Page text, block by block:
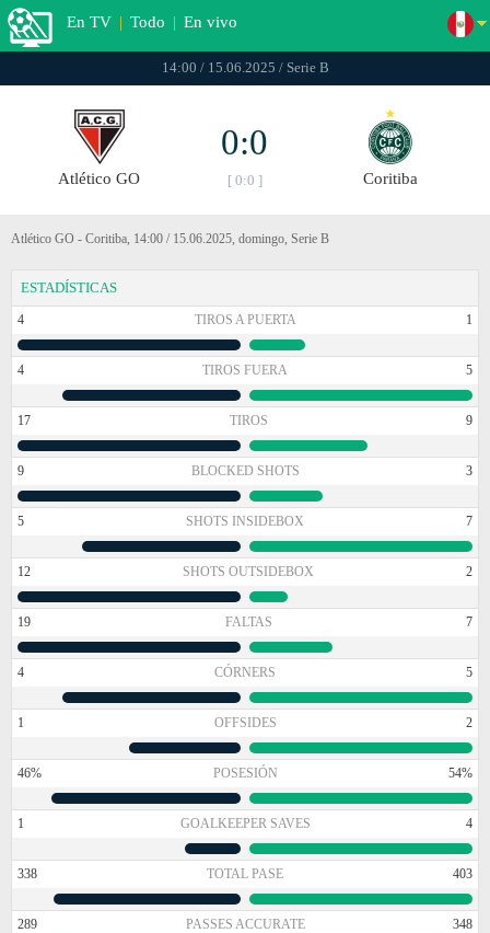
En TV | Todo | En vivo
14:00 / 15.06.2025 / Serie B
Atlético GO
0:0
[ 0:0 ] Coritiba
Atlético GO - Coritiba, 14:00 / 15.06.2025, domingo, Serie B
ESTADÍSTICAS
4 TIROS A PUERTA 1
4 TIROS FUERA 5
17 TIROS 9
9 BLOCKED SHOTS 3
5 SHOTS INSIDEBOX 7
12 SHOTS OUTSIDEBOX 2
19 FALTAS 7
4 CÓRNERS 5
1 OFFSIDES 2
46% POSESIÓN 54%
1 GOALKEEPER SAVES 4
338 TOTAL PASE 403
289 PASSES ACCURATE 348